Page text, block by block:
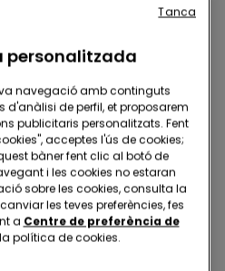
personalitzada
navegació amb continguts
d'anàlisi de perfil, et proposarem
publicitaris personalitzats. Fent
acceptes l'ús de cookies;
bàner fent clic al botó de
i les cookies no estaran
sobre les cookies, consulta la
canviar les teves preferències, fes
a Centre de preferència de
política de cookies.
Tanca